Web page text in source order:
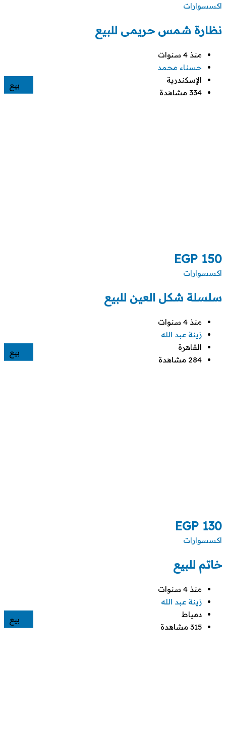
بيع
اكسسوارات
نظارة شمس حريمى للبيع
منذ 4 سنوات
حسناء محمد
الإسكندرية
334 مشاهدة
بيع
EGP 150
اكسسوارات
سلسلة شكل العين للبيع
منذ 4 سنوات
زينة عبد الله
القاهرة
284 مشاهدة
بيع
EGP 130
اكسسوارات
خاتم للبيع
منذ 4 سنوات
زينة عبد الله
دمياط
315 مشاهدة